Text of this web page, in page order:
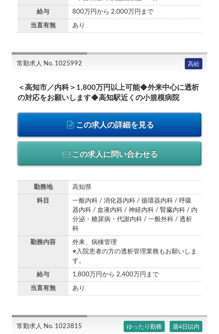
給与 800万円から 2,000万円まで
当直有無 あり
常勤求人 No. 1025992 高給
＜高知市／内科＞1,800万円以上可能◆外来中心に透析
の対応をお願いします◆高知駅近くの小規模病院
この求人の詳細を見る
この求人に問い合わせる
勤務地 高知県
科目
一般内科 / 消化器内科 / 循環器内科 / 呼吸
器内科 / 血液内科 / 神経内科 / 腎臓内科 / 内
分泌・糖尿病・代謝内科 / 一般外科 / 透析
科
勤務内容
外来、病棟管理
※入院患者の方の透析管理業務もお願いしま
す。
給与 1,800万円から 2,400万円まで
当直有無 あり
常勤求人 No. 1023815 ゆったり勤務 週4日以内